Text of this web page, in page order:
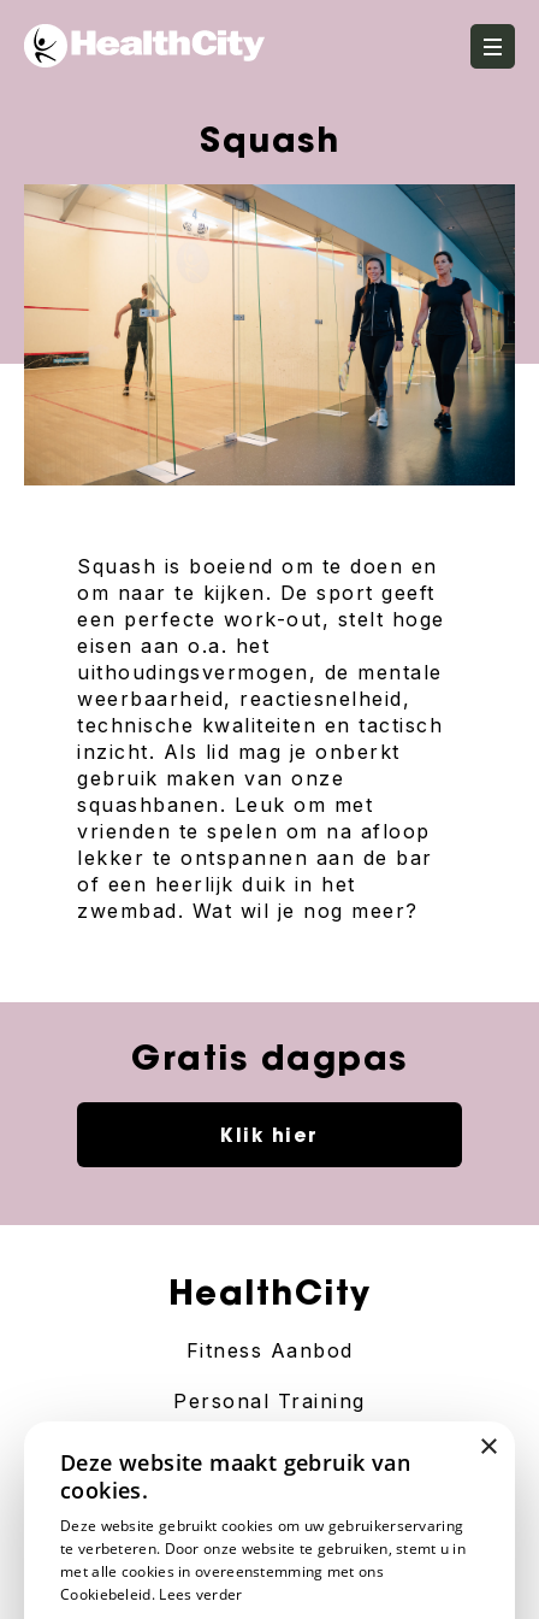
Squash
Squash is boeiend om te doen en
om naar te kijken. De sport geeft
een perfecte work-out, stelt hoge
eisen aan o.a. het
uithoudingsvermogen, de mentale
weerbaarheid, reactiesnelheid,
technische kwaliteiten en tactisch
inzicht. Als lid mag je onberkt
gebruik maken van onze
squashbanen. Leuk om met
vrienden te spelen om na afloop
lekker te ontspannen aan de bar
of een heerlijk duik in het
zwembad. Wat wil je nog meer?
Gratis dagpas
Klik hier
HealthCity
Fitness Aanbod
Personal Training
Contact
Algemene Voorwaarden
Disclaimer
Privacy Statement
×
Deze website maakt gebruik van
cookies.
Deze website gebruikt cookies om uw gebruikerservaring
te verbeteren. Door onze website te gebruiken, stemt u in
met alle cookies in overeenstemming met ons
Cookiebeleid. Lees verder